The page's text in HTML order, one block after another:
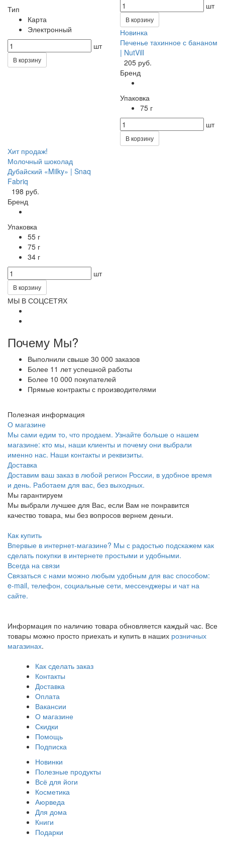
Тип
Карта
Электронный
шт
В корзину
шт
В корзину
Новинка
Печенье тахинное с бананом
| NutVill
205 руб.
Бренд
Упаковка
75 г
шт
В корзину
Хит продаж!
Молочный шоколад
Дубайский «Milky» | Snaq
Fabriq
198 руб.
Бренд
Упаковка
55 г
75 г
34 г
шт
В корзину
МЫ В СОЦСЕТЯХ
Почему Мы?
Выполнили свыше 30 000 заказов
Более 11 лет успешной работы
Более 10 000 покупателей
Прямые контракты с производителями
Полезная информация
О магазине
Мы сами едим то, что продаем. Узнайте больше о нашем
магазине: кто мы, наши клиенты и почему они выбрали
именно нас. Наши контакты и реквизиты.
Доставка
Доставим ваш заказ в любой регион России, в удобное время
и день. Работаем для вас, без выходных.
Мы гарантируем
Мы выбрали лучшее для Вас, если Вам не понравится
качество товара, мы без вопросов вернем деньги.
Как купить
Впервые в интернет-магазине? Мы с радостью подскажем как
сделать покупки в интернете простыми и удобными.
Всегда на связи
Связаться с нами можно любым удобным для вас способом:
e-mail, телефон, социальные сети, мессенджеры и чат на
сайте.
Информация по наличию товара обновляется каждый час. Все
товары можно просто приехать и купить в наших розничных
магазинах.
Как сделать заказ
Контакты
Доставка
Оплата
Вакансии
О магазине
Скидки
Помощь
Подписка
Новинки
Полезные продукты
Всё для йоги
Косметика
Аюрведа
Для дома
Книги
Подарки